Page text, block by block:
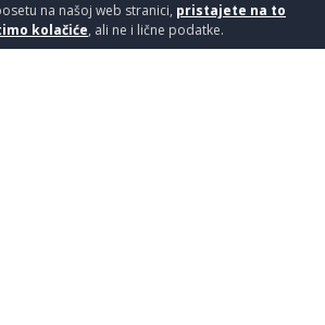
na našoj web stranici, pristajete na to
kolačiće, ali ne i lične podatke.